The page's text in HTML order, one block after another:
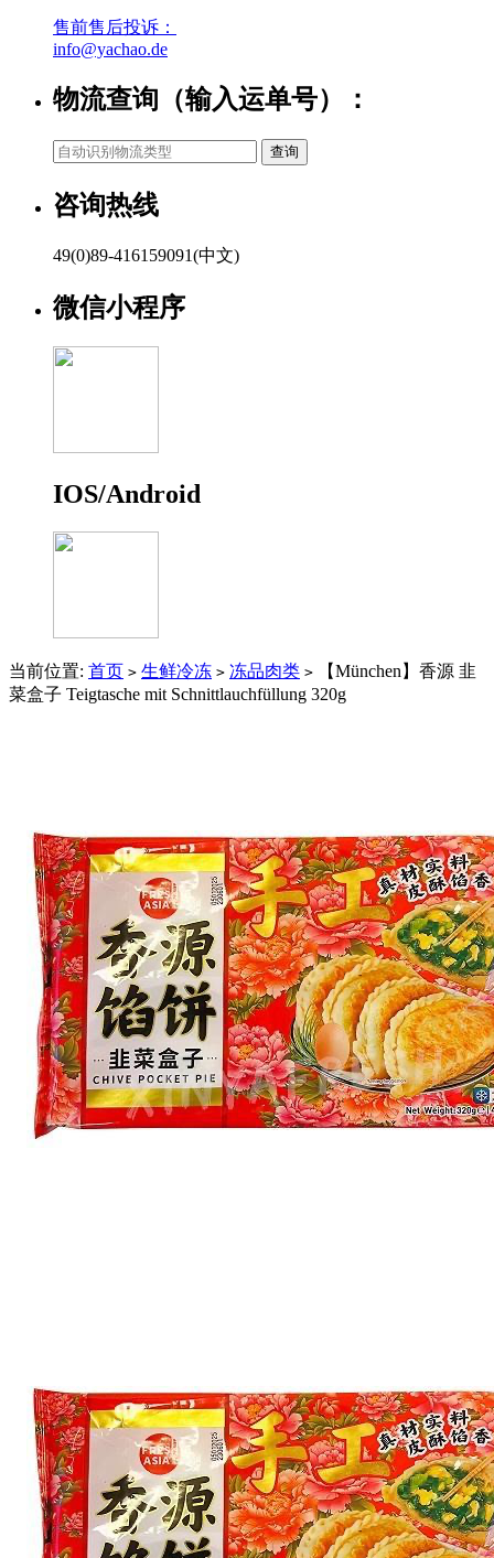
售前售后投诉：
info@yachao.de
物流查询（输入运单号）：
咨询热线
49(0)89-416159091(中文)
微信小程序
IOS/Android
当前位置: 首页 > 生鲜冷冻 > 冻品肉类 > 【München】香源 韭
菜盒子 Teigtasche mit Schnittlauchfüllung 320g